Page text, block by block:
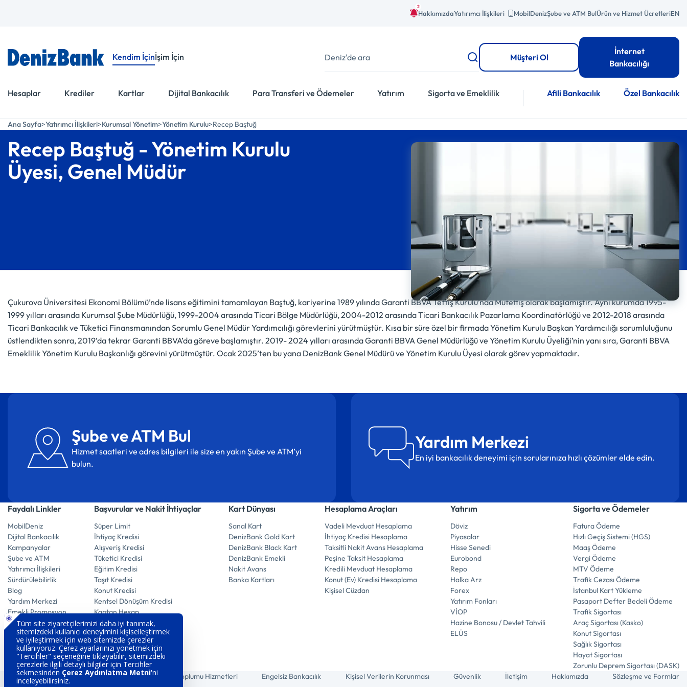
2
HakkımızdaYatırımcı İlişkileri MobilDenizŞube ve ATM BulÜrün ve Hizmet ÜcretleriEN
Kendim İçinİşim İçin
Hesaplar Krediler Kartlar Dijital Bankacılık Para Transferi ve Ödemeler Yatırım Sigorta ve Emeklilik Afili Bankacılık Özel Bankacılık
Müşteri Ol
İnternet
Bankacılığı
Ana Sayfa Yatırımcı İlişkileri Kurumsal Yönetim Yönetim Kurulu Recep Baştuğ
Recep Baştuğ - Yönetim Kurulu
Üyesi, Genel Müdür
Çukurova Üniversitesi Ekonomi Bölümü’nde lisans eğitimini tamamlayan Baştuğ, kariyerine 1989 yılında Garanti BBVA Teftiş Kurulu’nda Müfettiş olarak başlamıştır. Aynı kurumda 1995-
1999 yılları arasında Kurumsal Şube Müdürlüğü, 1999-2004 arasında Ticari Bölge Müdürlüğü, 2004-2012 arasında Ticari Bankacılık Pazarlama Koordinatörlüğü ve 2012-2018 arasında
Ticari Bankacılık ve Tüketici Finansmanından Sorumlu Genel Müdür Yardımcılığı görevlerini yürütmüştür. Kısa bir süre özel bir firmada Yönetim Kurulu Başkan Yardımcılığı sorumluluğunu
üstlendikten sonra, 2019’da tekrar Garanti BBVA’da göreve başlamıştır. 2019- 2024 yılları arasında Garanti BBVA Genel Müdürlüğü ve Yönetim Kurulu Üyeliği’nin yanı sıra, Garanti BBVA
Emeklilik Yönetim Kurulu Başkanlığı görevini yürütmüştür. Ocak 2025’ten bu yana DenizBank Genel Müdürü ve Yönetim Kurulu Üyesi olarak görev yapmaktadır.
Şube ve ATM Bul
Hizmet saatleri ve adres bilgileri ile size en yakın Şube ve ATM’yi
bulun.
Yardım Merkezi
En iyi bankacılık deneyimi için sorularınıza hızlı çözümler elde edin.
Faydalı Linkler
MobilDeniz
Dijital Bankacılık
Kampanyalar
Şube ve ATM
Yatırımcı İlişkileri
Sürdürülebilirlik
Blog
Yardım Merkezi
Emekli Promosyon
Başvurular ve Nakit İhtiyaçlar
Süper Limit
İhtiyaç Kredisi
Alışveriş Kredisi
Tüketici Kredisi
Eğitim Kredisi
Taşıt Kredisi
Konut Kredisi
Kentsel Dönüşüm Kredisi
Kaptan Hesap
E-Mevduat Hesap
Vadeli Döviz Hesabı
Vadeli Altın Hesabı
Vadeli Mevduat Hesabı
Tasarruf Ettiren Hesap
Kart Dünyası
Sanal Kart
DenizBank Gold Kart
DenizBank Black Kart
DenizBank Emekli
Nakit Avans
Banka Kartları
Hesaplama Araçları
Vadeli Mevduat Hesaplama
İhtiyaç Kredisi Hesaplama
Taksitli Nakit Avans Hesaplama
Peşine Taksit Hesaplama
Kredili Mevduat Hesaplama
Konut (Ev) Kredisi Hesaplama
Kişisel Cüzdan
Yatırım
Döviz
Piyasalar
Hisse Senedi
Eurobond
Repo
Halka Arz
Forex
Yatırım Fonları
VİOP
Hazine Bonosu / Devlet Tahvili
ELÜS
Sigorta ve Ödemeler
Fatura Ödeme
Hızlı Geçiş Sistemi (HGS)
Maaş Ödeme
Vergi Ödeme
MTV Ödeme
Trafik Cezası Ödeme
İstanbul Kart Yükleme
Pasaport Defter Bedeli Ödeme
Trafik Sigortası
Araç Sigortası (Kasko)
Konut Sigortası
Sağlık Sigortası
Hayat Sigortası
Zorunlu Deprem Sigortası (DASK)
Çerez Aydınlatma
Gizlilik Politikası Bilgi Toplumu Hizmetleri Engelsiz Bankacılık Kişisel Verilerin Korunması Güvenlik İletişim Hakkımızda Sözleşme ve Formlar